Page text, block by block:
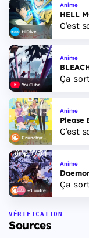
HiDive
Anime
HELL
C'est
YouTube
Anime
Ça
Crunchyroll
Anime
Please
C'est
+1 autre
Anime
Ça
VÉRIFICATION
Sources